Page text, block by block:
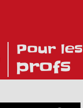
Pour les
profs